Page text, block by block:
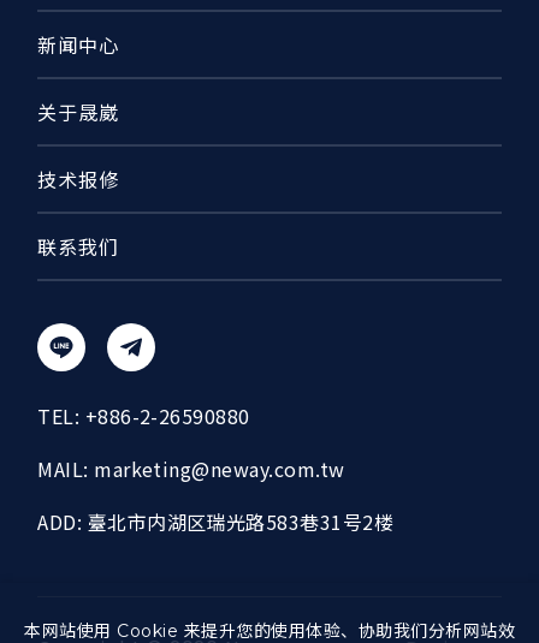
新闻中心
关于晟崴
技术报修
联系我们
TEL: +886-2-26590880
MAIL: marketing@neway.com.tw
ADD: 臺北市内湖区瑞光路583巷31号2楼
本网站使用 Cookie 来提升您的使用体验、协助我们分析网站效